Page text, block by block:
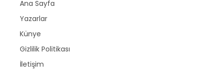
Ana Sayfa
Yazarlar
Künye
Gizlilik Politikası
İletişim